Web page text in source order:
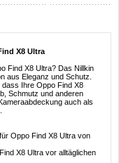
X8 Ultra
Find X8 Ultra? Das Nillkin
aus Eleganz und Schutz.
dass Ihre Oppo Find X8
Schmutz und anderen
auch als
Oppo Find X8 Ultra von
X8 Ultra vor alltäglichen